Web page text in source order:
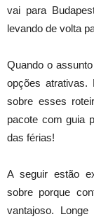
vai para
levando de volta
Quando o
opções
sobre esses
pacote com guia
das férias!
A seguir estão
sobre porque
vantajoso.